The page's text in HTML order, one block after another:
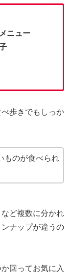
ニュー
歩きでもしっか
ものが食べられ
など複数に分かれ
ナップが違うの
回ってお気に入